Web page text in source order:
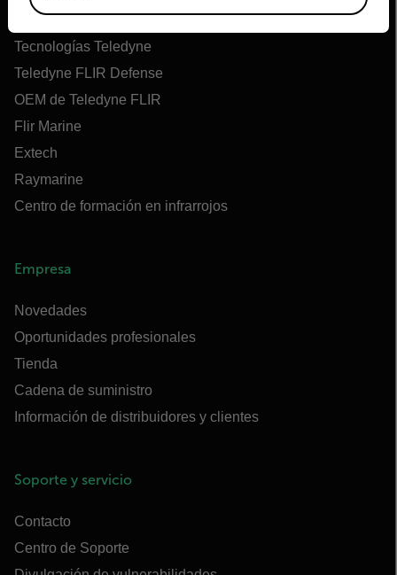
Acerca de Flir
Tecnologías Teledyne
Teledyne FLIR Defense
OEM de Teledyne FLIR
Flir Marine
Extech
Raymarine
Centro de formación en infrarrojos
Empresa
Novedades
Oportunidades profesionales
Tienda
Cadena de suministro
Información de distribuidores y clientes
Soporte y servicio
Contacto
Centro de Soporte